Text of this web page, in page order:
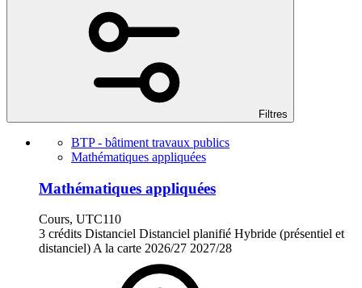
Filtres
BTP - bâtiment travaux publics
Mathématiques appliquées
Mathématiques appliquées
Cours, UTC110
3 crédits Distanciel Distanciel planifié Hybride (présentiel et
distanciel) A la carte 2026/27 2027/28